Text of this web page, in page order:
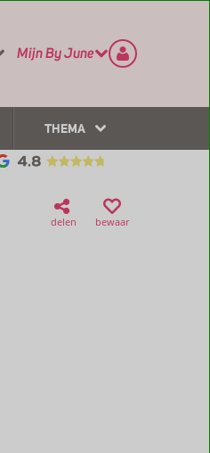
Mijn By June
THEMA
delen bewaar